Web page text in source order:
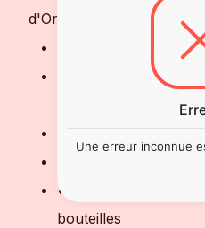
d'Or ?
✔ Lot pratique pour
✔ Vin blanc moelleux
✔ Équilibre parfait
✔ Idéal avec foie
✔ Excellent rapport
bouteilles
Une erreur inconnue